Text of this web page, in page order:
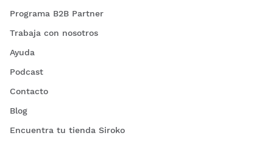
Programa B2B Partner
Trabaja con nosotros
Ayuda
Podcast
Contacto
Blog
Encuentra tu tienda Siroko